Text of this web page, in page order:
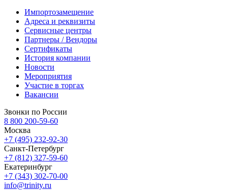
Импортозамещение
Адреса и реквизиты
Сервисные центры
Партнеры / Вендоры
Сертификаты
История компании
Новости
Мероприятия
Участие в торгах
Вакансии
Звонки по России
8 800 200-59-60
Москва
+7 (495) 232-92-30
Санкт-Петербург
+7 (812) 327-59-60
Екатеринбург
+7 (343) 302-70-00
info@trinity.ru